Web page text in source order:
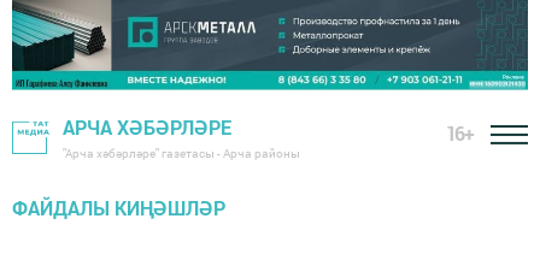
АРЧА ХӘБӘРЛӘРЕ
"Арча хәбәрләре" газетасы - Арча районы
16+
ФАЙДАЛЫ КИҢӘШЛӘР